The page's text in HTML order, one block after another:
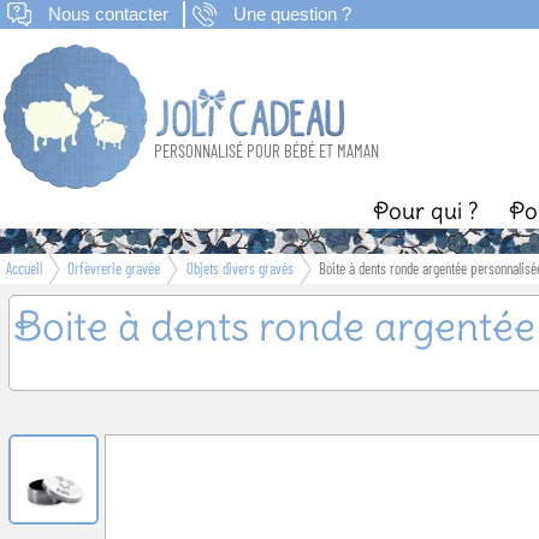
Nous contacter Une question ?
PERSONNALISÉ POUR BÉBÉ ET MAMAN
Pour qui ?
Naissance
Accueil Orfèvrerie gravée Objets divers gravés Boite à dents ronde argentée
Boite à dents ronde